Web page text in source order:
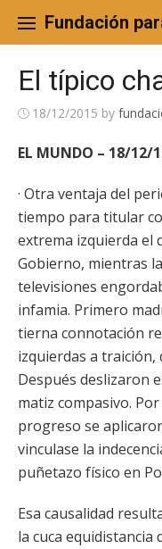
content
Fundación
El típico
18/12/2015 by
EL MUNDO – 18/12/
· Otra ventaja del
tiempo para titular
extrema izquierda el
Gobierno, mientras
televisiones
infamia. Primero
tierna connotación
izquierdas a traición,
Después deslizaron
matiz compasivo.
progreso se
vinculase la
puñetazo físico en
Esa causalidad
la cuca